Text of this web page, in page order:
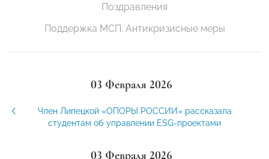
Поздравления
Поддержка МСП. Антикризисные меры
03 Февраля 2026
Член Липецкой «ОПОРЫ РОССИИ» рассказала
студентам об управлении ESG-проектами
03 Февраля 2026